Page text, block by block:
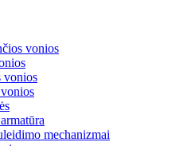
vonios
vonios
mechanizmai